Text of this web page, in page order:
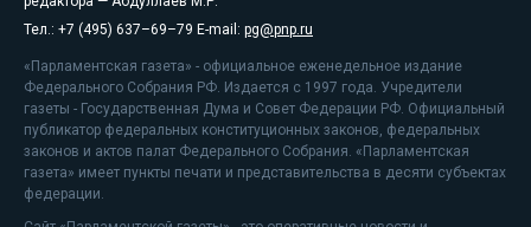
Тел.: +7 (495) 637–69–79 E-mail: pg@pnp.ru
«Парламентская газета» - официальное еженедельное издание
Федерального Собрания РФ. Издается с 1997 года. Учредители
газеты - Государственная Дума и Совет Федерации РФ. Официальный
публикатор федеральных конституционных законов, федеральных
законов и актов палат Федерального Собрания. «Парламентская
газета» имеет пункты печати и представительства в десяти субъектах
федерации.